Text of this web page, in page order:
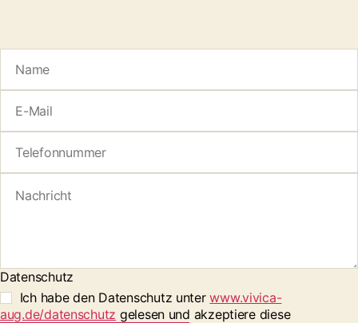
Datenschutz
Ich habe den Datenschutz unterwww.vivica-
aug.de/datenschutz gelesen und akzeptiere diese